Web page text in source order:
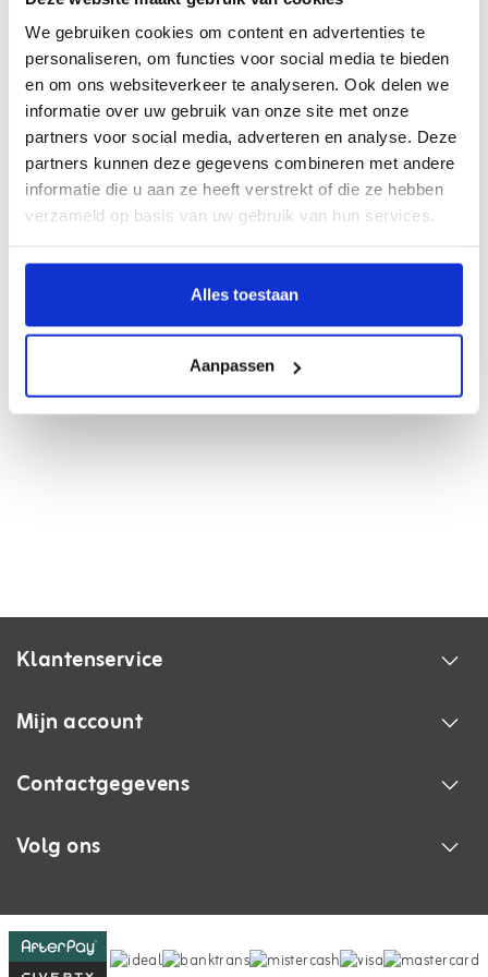
We gebruiken cookies om content en advertenties te
personaliseren, om functies voor social media te bieden
en om ons websiteverkeer te analyseren. Ook delen we
informatie over uw gebruik van onze site met onze
partners voor social media, adverteren en analyse. Deze
partners kunnen deze gegevens combineren met andere
informatie die u aan ze heeft verstrekt of die ze hebben
verzameld op basis van uw gebruik van hun services.
Alles toestaan
Aanpassen
Webwinkel metThuiswinkel Waarborg
Haal uw pakket op bij3500+ afhaalpunten
Gratisverzending vanaf €75,- (NL/BE)
18.000+ klanten beoordelen ons met een9.1
Informatie
Barbecook grondrooster.
Barbecook barbecue Loewy
Barbecook barbecue Major
Barbecook barbecue Basic
Barbecook barbecue Edson
Barbecook barbecue Major
Klantenservice
Mijn account
Contactgegevens
Volg ons